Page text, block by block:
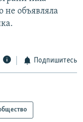
не объявляла
Подпишитесь